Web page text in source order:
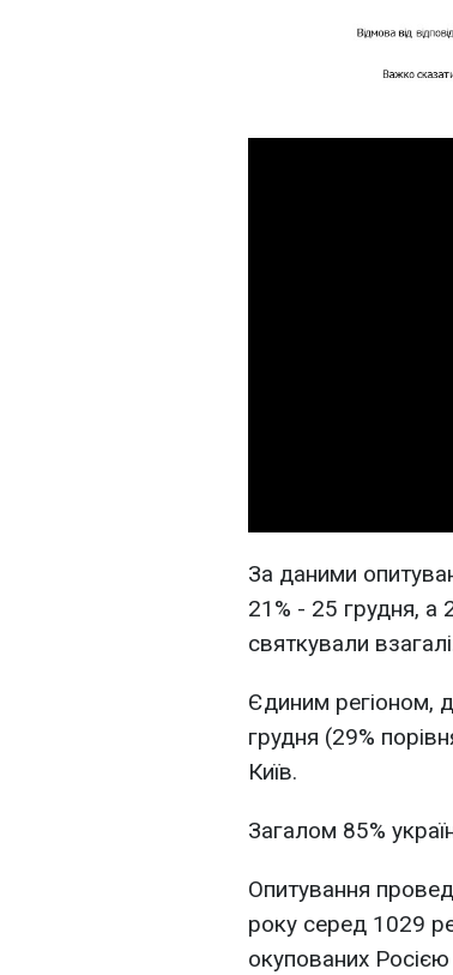
За даними
21% - 25 грудня, а
святкували
Єдиним регіоном,
грудня (29%
Київ.
Загалом 85%
Опитування
року серед 1029
окупованих